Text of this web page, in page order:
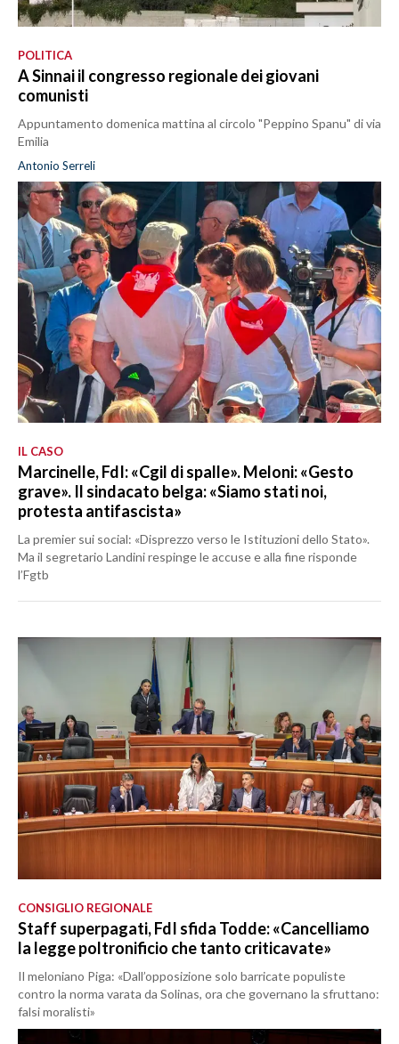
POLITICA
A Sinnai il congresso regionale dei giovani
comunisti
Appuntamento domenica mattina al circolo "Peppino Spanu" di via
Emilia
Antonio Serreli
IL CASO
Marcinelle, FdI: «Cgil di spalle». Meloni: «Gesto
grave». Il sindacato belga: «Siamo stati noi,
protesta antifascista»
La premier sui social: «Disprezzo verso le Istituzioni dello Stato».
Ma il segretario Landini respinge le accuse e alla fine risponde
l’Fgtb
CONSIGLIO REGIONALE
Staff superpagati, FdI sfida Todde: «Cancelliamo
la legge poltronificio che tanto criticavate»
Il meloniano Piga: «Dall’opposizione solo barricate populiste
contro la norma varata da Solinas, ora che governano la sfruttano:
falsi moralisti»